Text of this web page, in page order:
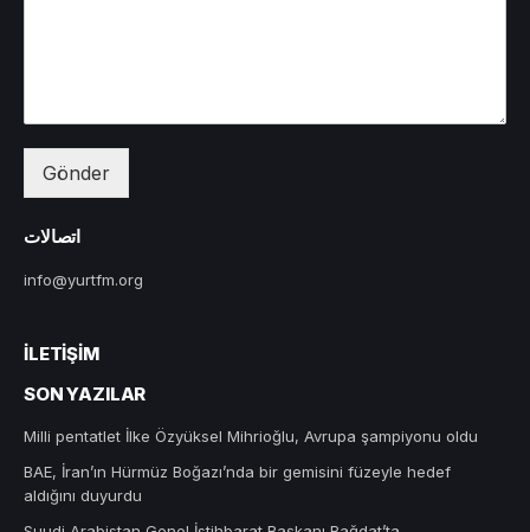
Gönder
اتصالات
info@yurtfm.org
İLETIŞIM
SON YAZILAR
Milli pentatlet İlke Özyüksel Mihrioğlu, Avrupa şampiyonu oldu
BAE, İran’ın Hürmüz Boğazı’nda bir gemisini füzeyle hedef
aldığını duyurdu